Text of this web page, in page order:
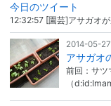
今日のツイート
12:32:57 [園芸]アサガオ
2014-05-27
アサガオ
前回：サツ
（